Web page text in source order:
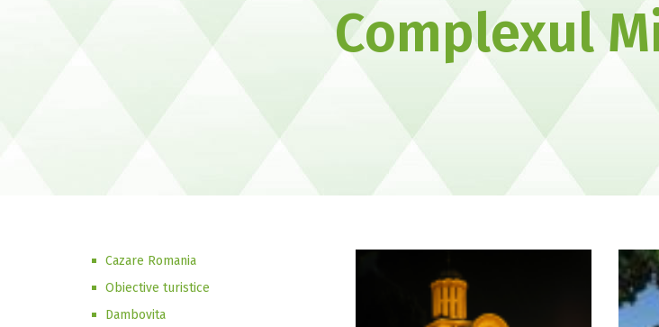
Complexul
Cazare Romania
Obiective turistice
Dambovita